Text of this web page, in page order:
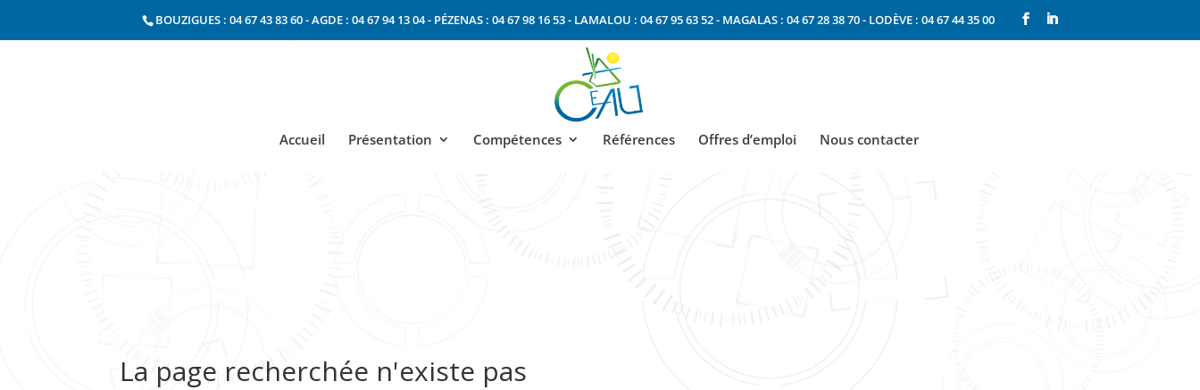
BOUZIGUES : 04 67 43 83 60-AGDE : 04 67 94 13 04- PÉZENAS : 04 67 98 16 53- LAMALOU : 04 67 95 63 52- MAGALAS : 04 67 28 38 70- LODÈVE : 04 67 44 35 00
Accueil Présentation Compétences Références Offres d’emploi Nous contacter
La page recherchée n'existe pas